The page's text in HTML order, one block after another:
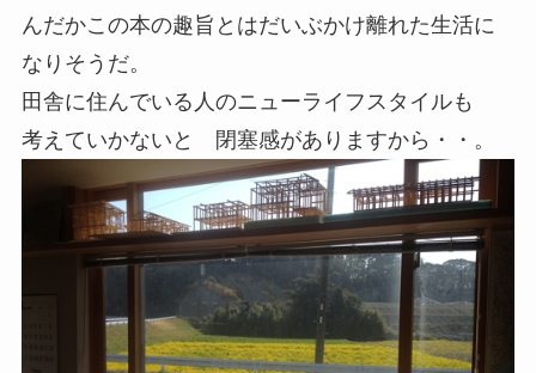
んだかこの本の趣旨とはだいぶかけ離れた生活に
なりそうだ。
田舎に住んでいる人のニューライフスタイルも
考えていかないと 閉塞感がありますから・・。